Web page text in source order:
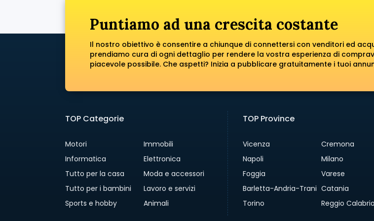
Puntiamo ad una crescita costante
Il nostro obiettivo è consentire a chiunque di connettersi con venditori ed
prendiamo cura di ogni dettaglio per rendere la vostra esperienza di
piacevole possibile. Che aspetti? Inizia a pubblicare gratuitamente i tuoi
TOP Categorie
Motori
Immobili
Informatica
Elettronica
Tutto per la casa
Moda e accessori
Tutto per i bambini
Lavoro e servizi
Sports e hobby
Animali
TOP Province
Vicenza
Cremona
Napoli
Milano
Foggia
Varese
Barletta-Andria-Trani Catania
Torino
Reggio Calabria